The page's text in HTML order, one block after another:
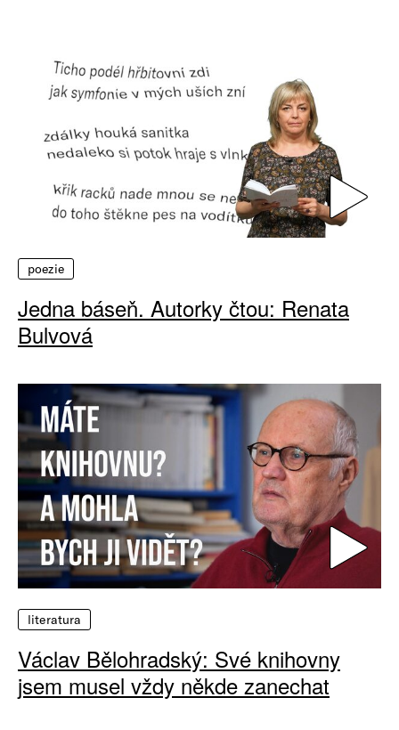
poezie
Jedna báseň. Autorky čtou: Renata
Bulvová
literatura
Václav Bělohradský: Své knihovny
jsem musel vždy někde zanechat